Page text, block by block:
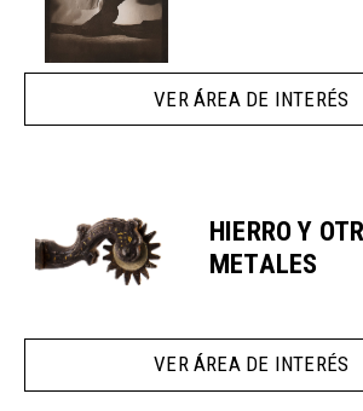
VER ÁREA DE INTERÉS
HIERRO Y
METALES
VER ÁREA DE INTERÉS